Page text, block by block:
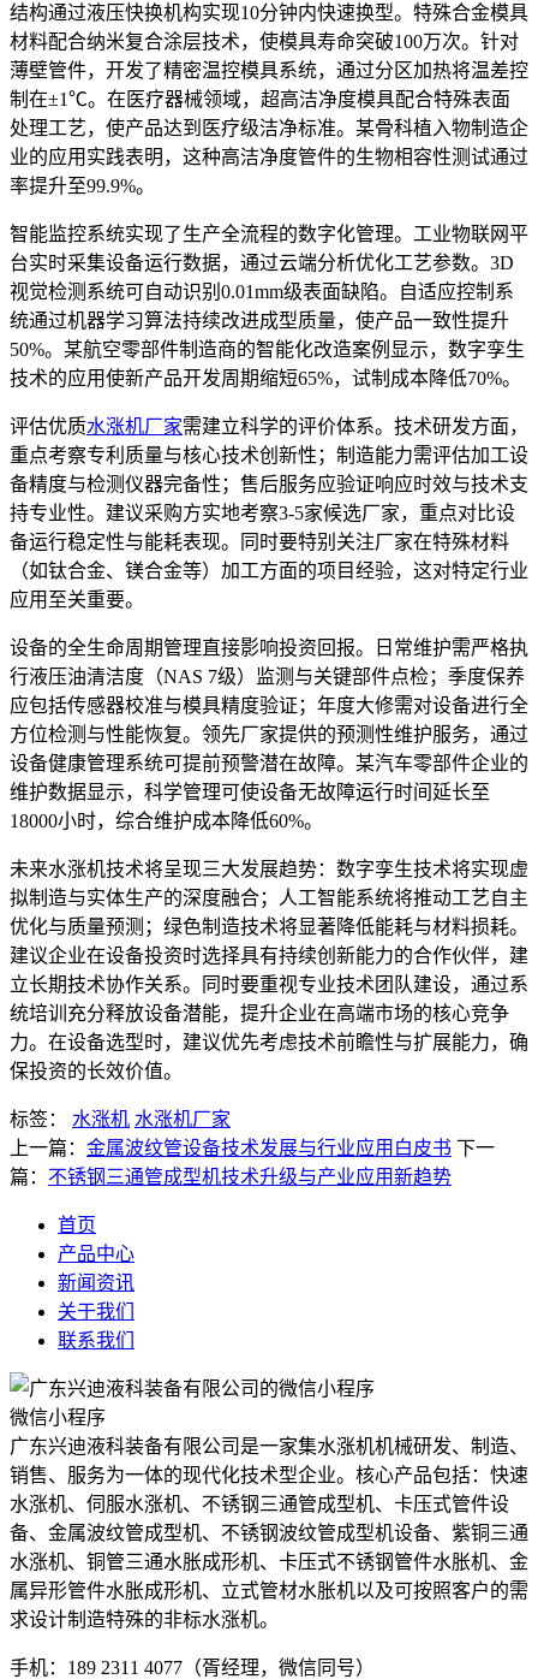
结构通过液压快换机构实现10分钟内快速换型。特殊合金模具
材料配合纳米复合涂层技术，使模具寿命突破100万次。针对
薄壁管件，开发了精密温控模具系统，通过分区加热将温差控
制在±1℃。在医疗器械领域，超高洁净度模具配合特殊表面
处理工艺，使产品达到医疗级洁净标准。某骨科植入物制造企
业的应用实践表明，这种高洁净度管件的生物相容性测试通过
率提升至99.9%。
智能监控系统实现了生产全流程的数字化管理。工业物联网平
台实时采集设备运行数据，通过云端分析优化工艺参数。3D
视觉检测系统可自动识别0.01mm级表面缺陷。自适应控制系
统通过机器学习算法持续改进成型质量，使产品一致性提升
50%。某航空零部件制造商的智能化改造案例显示，数字孪生
技术的应用使新产品开发周期缩短65%，试制成本降低70%。
评估优质水涨机厂家需建立科学的评价体系。技术研发方面，
重点考察专利质量与核心技术创新性；制造能力需评估加工设
备精度与检测仪器完备性；售后服务应验证响应时效与技术支
持专业性。建议采购方实地考察3-5家候选厂家，重点对比设
备运行稳定性与能耗表现。同时要特别关注厂家在特殊材料
（如钛合金、镁合金等）加工方面的项目经验，这对特定行业
应用至关重要。
设备的全生命周期管理直接影响投资回报。日常维护需严格执
行液压油清洁度（NAS 7级）监测与关键部件点检；季度保养
应包括传感器校准与模具精度验证；年度大修需对设备进行全
方位检测与性能恢复。领先厂家提供的预测性维护服务，通过
设备健康管理系统可提前预警潜在故障。某汽车零部件企业的
维护数据显示，科学管理可使设备无故障运行时间延长至
18000小时，综合维护成本降低60%。
未来水涨机技术将呈现三大发展趋势：数字孪生技术将实现虚
拟制造与实体生产的深度融合；人工智能系统将推动工艺自主
优化与质量预测；绿色制造技术将显著降低能耗与材料损耗。
建议企业在设备投资时选择具有持续创新能力的合作伙伴，建
立长期技术协作关系。同时要重视专业技术团队建设，通过系
统培训充分释放设备潜能，提升企业在高端市场的核心竞争
力。在设备选型时，建议优先考虑技术前瞻性与扩展能力，确
保投资的长效价值。
标签： 水涨机 水涨机厂家
上一篇： 金属波纹管设备技术发展与行业应用白皮书 下一
篇： 不锈钢三通管成型机技术升级与产业应用新趋势
首页
产品中心
新闻资讯
关于我们
联系我们
微信小程序
广东兴迪液科装备有限公司是一家集水涨机机械研发、制造、
销售、服务为一体的现代化技术型企业。核心产品包括：快速
水涨机、伺服水涨机、不锈钢三通管成型机、卡压式管件设
备、金属波纹管成型机、不锈钢波纹管成型机设备、紫铜三通
水涨机、铜管三通水胀成形机、卡压式不锈钢管件水胀机、金
属异形管件水胀成形机、立式管材水胀机以及可按照客户的需
求设计制造特殊的非标水涨机。
手机：189 2311 4077（胥经理，微信同号）